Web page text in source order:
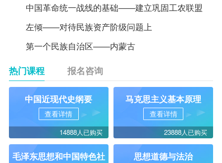
中国革命统一战线的基础——建立巩固工农联盟
左倾——对待民族资产阶级问题上
第一个民族自治区——内蒙古
热门课程 报名咨询
中国近现代史纲要
查看详情
14888人已购买
马克思主义基本原理
查看详情
23888人已购买
毛泽东思想和中国特色社
思想道德与法治